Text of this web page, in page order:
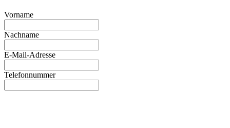
Vorname
Nachname
E-Mail-Adresse
Telefonnummer